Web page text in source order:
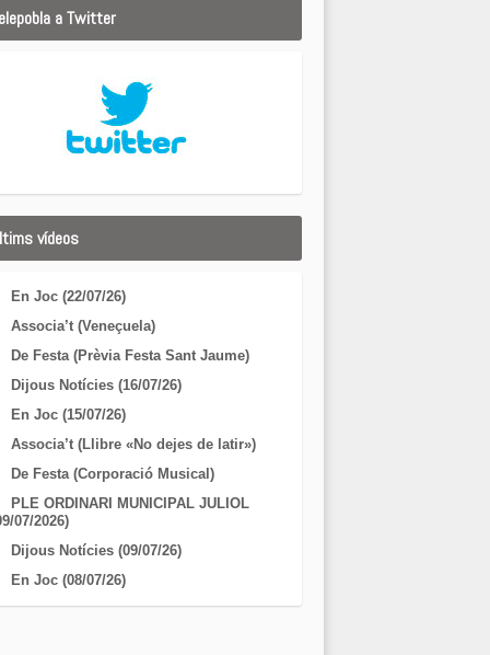
a Twitter
vídeos
En Joc (22/07/26)
Associa’t (Veneçuela)
De Festa (Prèvia Festa Sant Jaume)
Dijous Notícies (16/07/26)
En Joc (15/07/26)
Associa’t (Llibre «No dejes de latir»)
De Festa (Corporació Musical)
PLE ORDINARI MUNICIPAL JULIOL
07/2026)
Dijous Notícies (09/07/26)
En Joc (08/07/26)